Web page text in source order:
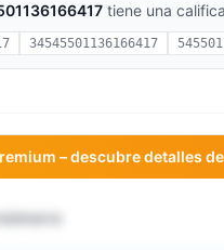
tiene una
34545501136166417
– descubre detalles